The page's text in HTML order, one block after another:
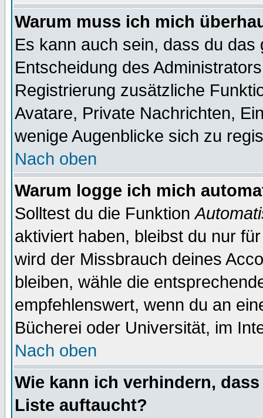
Warum muss ich mich
Es kann auch sein, dass du
Entscheidung des
Registrierung zusätzliche
Avatare, Private Nachrichten,
wenige Augenblicke sich zu
Nach oben
Warum logge ich mich
Solltest du die Funktion
aktiviert haben, bleibst du nur
wird der Missbrauch deines
bleiben, wähle die
empfehlenswert, wenn du an
Bücherei oder Universität, im
Nach oben
Wie kann ich verhindern,
Liste auftaucht?